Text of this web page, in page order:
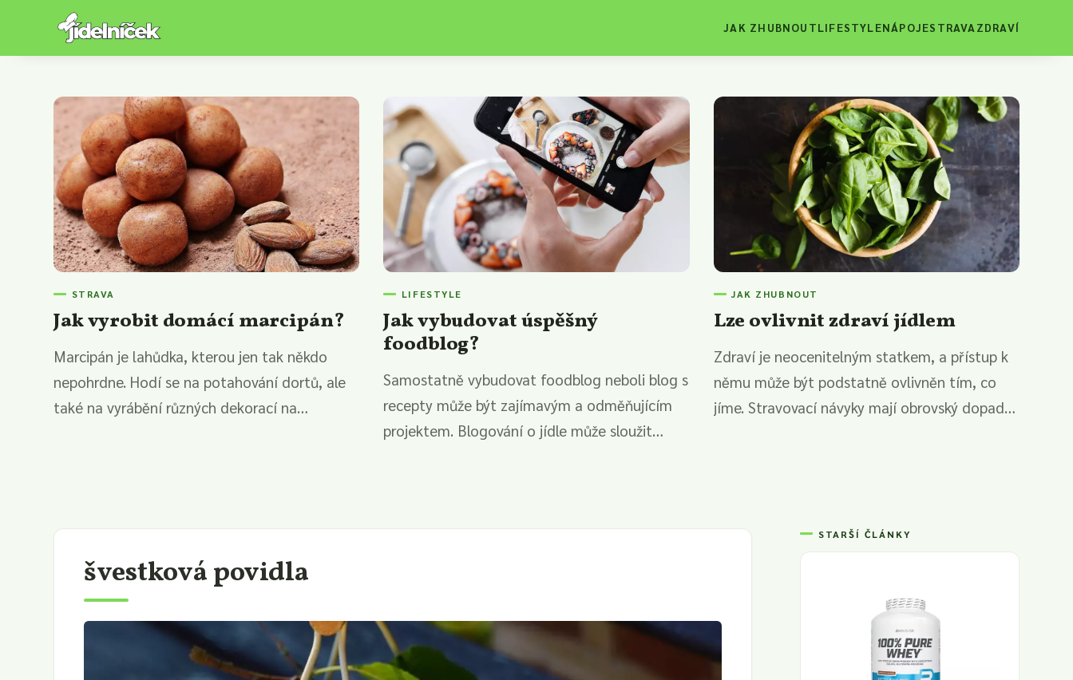
JAK ZHUBNOUTLIFESTYLENÁPOJESTRAVA ZDRAVÍ
Jak vyrobit domácí marcipán?
Marcipán je lahůdka, kterou jen tak někdo
nepohrdne. Hodí se na potahování dortů, ale
také na vyrábění různých dekorací na
STRAVA
Jak vybudovat úspěšný
foodblog?
Samostatně vybudovat foodblog neboli blog s
recepty může být zajímavým a odměňujícím
projektem. Blogování o jídle může sloužit
LIFESTYLE
Lze ovlivnit zdraví jídlem
Zdraví je neocenitelným statkem, a přístup k
němu může být podstatně ovlivněn tím, co
jíme. Stravovací návyky mají obrovský dopad
JAK ZHUBNOUT
švestková povidla
STARŠÍ ČLÁNKY